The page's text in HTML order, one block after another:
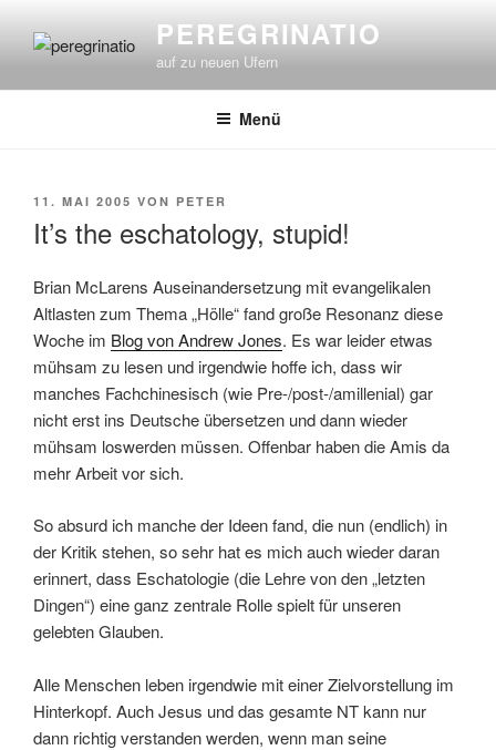
Inhalt
PEREGRINATIO
auf zu neuen Ufern
Menü
VERÖFFENTLICHT
11. MAI 2005 VON PETER
It’s the eschatology, stupid!
Brian McLarens Auseinandersetzung mit evangelikalen
Altlasten zum Thema „Hölle“ fand große Resonanz diese
Woche im Blog von Andrew Jones. Es war leider etwas
mühsam zu lesen und irgendwie hoffe ich, dass wir
manches Fachchinesisch (wie Pre-/post-/amillenial) gar
nicht erst ins Deutsche übersetzen und dann wieder
mühsam loswerden müssen. Offenbar haben die Amis da
mehr Arbeit vor sich.
So absurd ich manche der Ideen fand, die nun (endlich) in
der Kritik stehen, so sehr hat es mich auch wieder daran
erinnert, dass Eschatologie (die Lehre von den „letzten
Dingen“) eine ganz zentrale Rolle spielt für unseren
gelebten Glauben.
Alle Menschen leben irgendwie mit einer Zielvorstellung im
Hinterkopf. Auch Jesus und das gesamte NT kann nur
dann richtig verstanden werden, wenn man seine